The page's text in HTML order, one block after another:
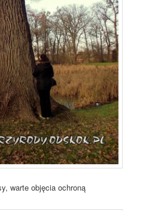
warte objęcia ochroną